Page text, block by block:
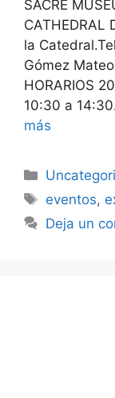
SACRE
CATHEDRAL
la
Gómez
HORARIOS
10:30 a
más
Categorías
Etiquetas
eventos,
Deja un